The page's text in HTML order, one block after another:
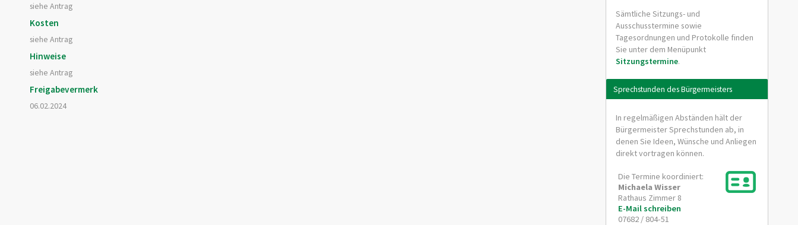
siehe Antrag
Kosten
siehe Antrag
Hinweise
siehe Antrag
Freigabevermerk
06.02.2024
Sämtliche Sitzungs- und
Ausschusstermine sowie
Tagesordnungen und Protokolle finden
Sie unter dem Menüpunkt
Sitzungstermine.
Sprechstunden des Bürgermeisters
In regelmäßigen Abständen hält der
Bürgermeister Sprechstunden ab, in
denen Sie Ideen, Wünsche und Anliegen
direkt vortragen können.
Die Termine koordiniert:
Michaela Wisser
Rathaus Zimmer 8
E-Mail schreiben
07682 / 804-51